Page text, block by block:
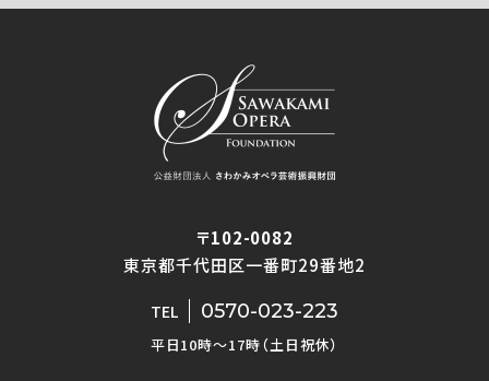
〒102-0082
東京都千代田区一番町29番地2
TEL 0570-023-223
平日10時〜17時（土日祝休）